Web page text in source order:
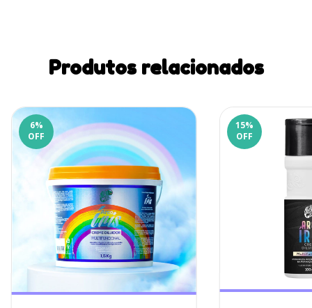
Produtos relacionados
6%
OFF
15%
OFF